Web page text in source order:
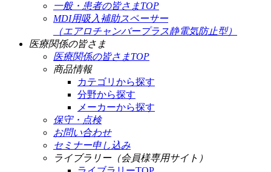
一般・患者の皆さまTOP
MDI用吸入補助スペーサー
（エアロチャンバープラス静電気防止型）
医療関係の皆さま
医療関係の皆さまTOP
商品情報
カテゴリから探す
分野から探す
メーカーから探す
保守・点検
お問い合わせ
セミナー申し込み
ライブラリー（会員様専用サイト）